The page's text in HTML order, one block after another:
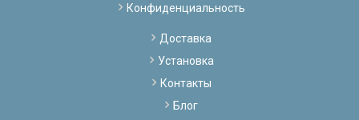
Конфиденциальность
Доставка
Установка
Контакты
Блог